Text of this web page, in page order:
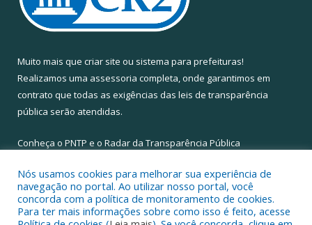
Muito mais que criar site ou sistema para prefeituras!
Realizamos uma assessoria completa, onde garantimos em
contrato que todas as exigências das leis de transparência
pública serão atendidas.
Conheça o PNTP e o Radar da Transparência Pública
Todos os direitos reservados a Câmara Municipal de Santa Maria
Nós usamos cookies para melhorar sua experiência de
navegação no portal. Ao utilizar nosso portal, você
concorda com a política de monitoramento de cookies.
Para ter mais informações sobre como isso é feito, acesse